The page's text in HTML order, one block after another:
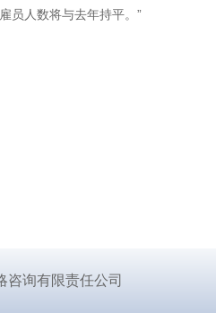
员人数将与去年持平。”
咨询有限责任公司